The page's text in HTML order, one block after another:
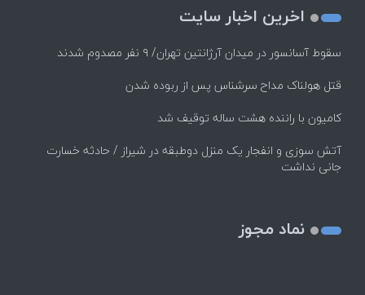
اخرین اخبار سایت
سقوط آسانسور در میدان آرژانتین تهران/ ۹ نفر مصدوم شدند
قتل هولناک مداح سرشناس پس از ربوده شدن
کامیون با راننده هشت ساله توقیف شد
آتش سوزی و انفجار یک منزل دوطبقه در شیراز / حادثه خسارت
جانی نداشت
نماد مجوز